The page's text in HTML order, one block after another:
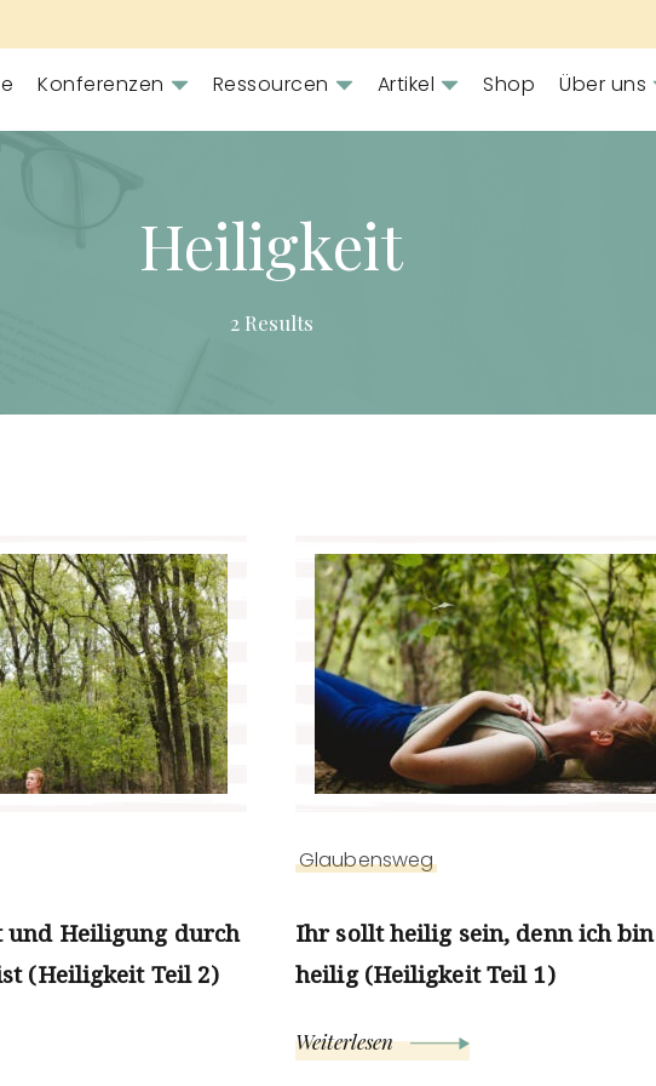
Konferenzen Ressourcen Artikel Shop Über uns
Heiligkeit
2 Results
und Heiligung durch
(Heiligkeit Teil 2)
Glaubensweg
Ihr sollt heilig sein, denn ich bin
heilig (Heiligkeit Teil 1)
Weiterlesen